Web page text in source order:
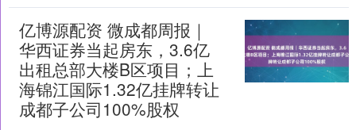
亿博源配资 微成都周报｜
华西证券当起房东，3.6亿
出租总部大楼B区项目；上
海锦江国际1.32亿挂牌转让
成都子公司100%股权